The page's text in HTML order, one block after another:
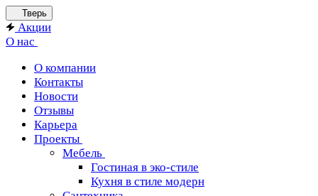
Тверь
Акции
О нас
О компании
Контакты
Новости
Отзывы
Карьера
Проекты
Мебель
Гостиная в эко-стиле
Кухня в стиле модерн